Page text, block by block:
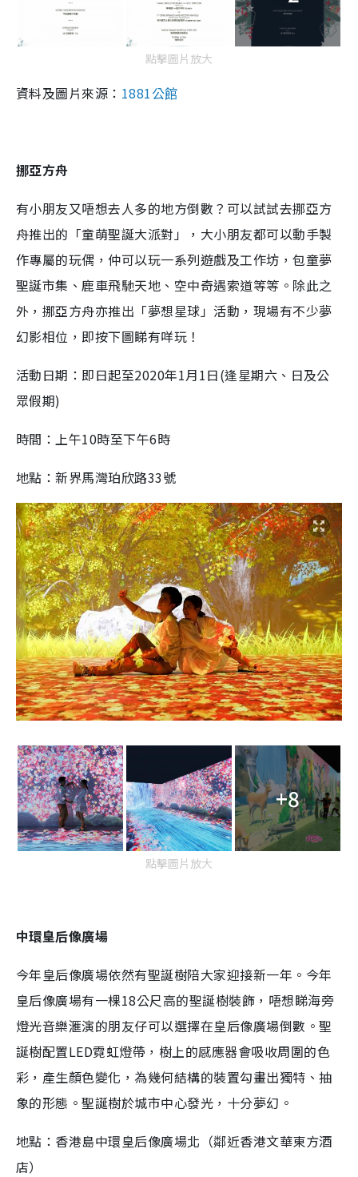
點擊圖片放大
資料及圖片來源： 1881公館
挪亞方舟
有小朋友又唔想去人多的地方倒數？可以試試去挪亞方
舟推出的「童萌聖誕大派對」，大小朋友都可以動手製
作專屬的玩偶，仲可以玩一系列遊戲及工作坊，包童夢
聖誕市集、鹿車飛馳天地、空中奇遇索道等等。除此之
外，挪亞方舟亦推出「夢想星球」活動，現場有不少夢
幻影相位，即按下圖睇有咩玩！
活動日期：即日起至2020年1月1日(逢星期六、日及公
眾假期)
時間：上午10時至下午6時
地點：新界馬灣珀欣路33號
+8
點擊圖片放大
中環皇后像廣場
今年皇后像廣場依然有聖誕樹陪大家迎接新一年。今年
皇后像廣場有一棵18公尺高的聖誕樹裝飾，唔想睇海旁
燈光音樂滙演的朋友仔可以選擇在皇后像廣場倒數。聖
誕樹配置LED霓虹燈帶，樹上的感應器會吸收周圍的色
彩，產生顏色變化，為幾何結構的裝置勾畫出獨特、抽
象的形態。聖誕樹於城市中心發光，十分夢幻。
地點：香港島中環皇后像廣場北（鄰近香港文華東方酒
店）